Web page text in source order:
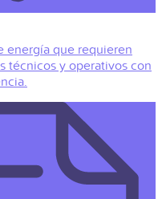
energía que requieren
técnicos y operativos con